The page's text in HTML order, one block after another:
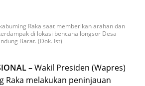
Raka saat memberikan arahan dan
di lokasi bencana longsor Desa
Barat. (Dok. Ist)
–Wakil Presiden (Wapres)
Raka melakukan peninjauan